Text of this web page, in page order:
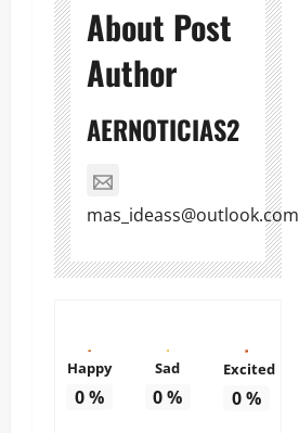
About Post
Author
AERNOTICIAS2
mas_ideass@outlook.com
Happy
0%
Sad
0%
Excited
0%